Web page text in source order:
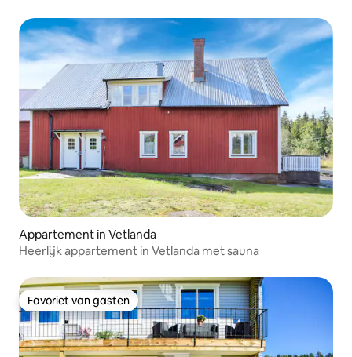
Appartement in Vetlanda
Heerlijk appartement in Vetlanda met sauna
Favoriet van gasten
Favoriet van gasten